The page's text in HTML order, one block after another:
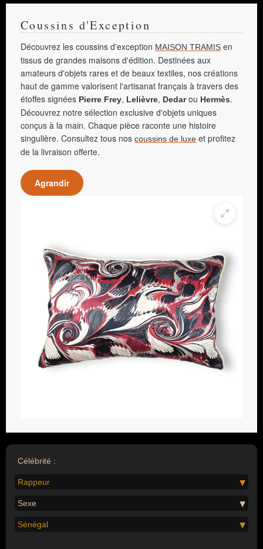
Coussins d'Exception
Découvrez les coussins d'exception MAISON TRAMIS en
tissus de grandes maisons d'édition. Destinées aux
amateurs d'objets rares et de beaux textiles, nos créations
haut de gamme valorisent l'artisanat français à travers des
étoffes signées Pierre Frey, Lelièvre, Dedarou Hermès.
Découvrez notre sélection exclusive d'objets uniques
conçus à la main. Chaque pièce raconte une histoire
singulière. Consultez tous nos coussins de luxe et profitez
de la livraison offerte.
Agrandir
Célébrité :
Rappeur
Sexe
Sénégal